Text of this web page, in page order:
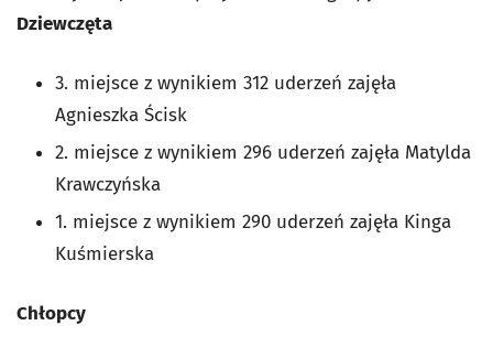
Dziewczęta
3. miejsce z wynikiem 312 uderzeń zajęła
Agnieszka Ścisk
2. miejsce z wynikiem 296 uderzeń zajęła Matylda
Krawczyńska
1. miejsce z wynikiem 290 uderzeń zajęła Kinga
Kuśmierska
Chłopcy